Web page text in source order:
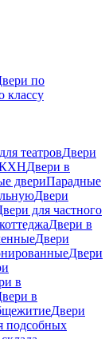
по
классу
театровДвери
КХНДвери в
двериПарадные
Двери
для частного
Двери в
Двери
Двери
в
в
Двери
подсобных